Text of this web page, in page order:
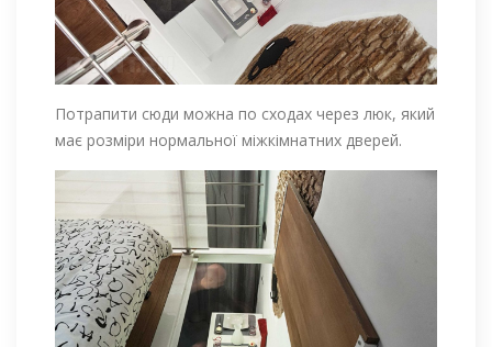
Потрапити сюди можна по сходах через люк, який
має розміри нормальної міжкімнатних дверей.